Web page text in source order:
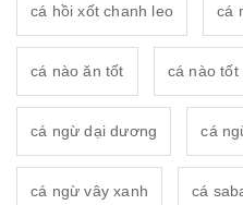
cá hồi xốt chanh leo cá
cá nào ăn tốt cá nào tốt
cá ngừ dại dương cá
cá ngừ vây xanh cá